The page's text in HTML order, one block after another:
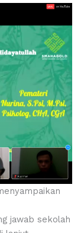
jawab sekolah